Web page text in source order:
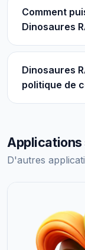
Comment
Dinosaures
Dinosaures
politique de
D'autres